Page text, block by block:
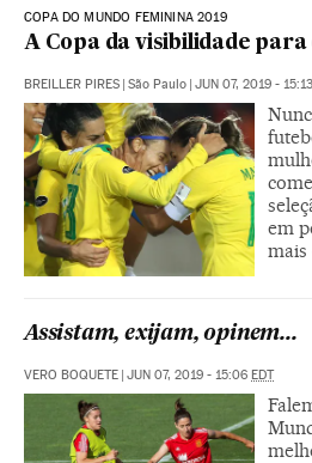
COPA DO MUNDO FEMININA 2019
A Copa da visibilidade
BREILLER PIRES | São Paulo | JUN 07, 2019 - 15:13
em
mais
Assistam, exijam, opinem...
VERO BOQUETE | JUN 07, 2019 - 15:06 EDT